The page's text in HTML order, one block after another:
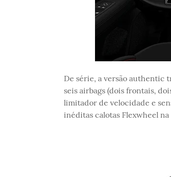
De série, a versão authentic
seis airbags (dois frontais,
limitador de velocidade e
inéditas calotas Flexwheel